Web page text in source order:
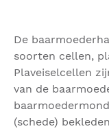
De
soorten cellen,
Plaveiselcellen
van de
(schede)